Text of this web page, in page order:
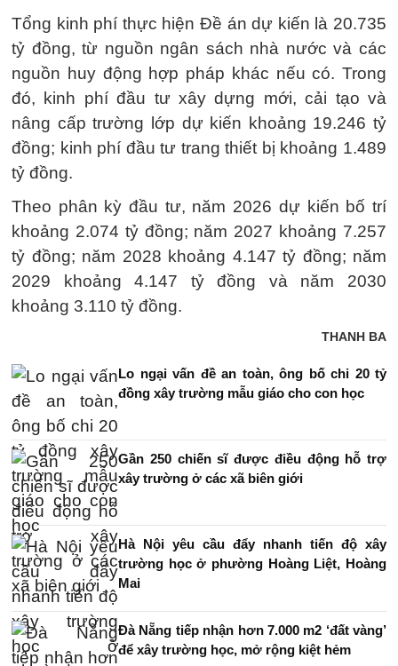
Tổng kinh phí thực hiện Đề án dự kiến là 20.735
tỷ đồng, từ nguồn ngân sách nhà nước và các
nguồn huy động hợp pháp khác nếu có. Trong
đó, kinh phí đầu tư xây dựng mới, cải tạo và
nâng cấp trường lớp dự kiến khoảng 19.246 tỷ
đồng; kinh phí đầu tư trang thiết bị khoảng 1.489
tỷ đồng.
Theo phân kỳ đầu tư, năm 2026 dự kiến bố trí
khoảng 2.074 tỷ đồng; năm 2027 khoảng 7.257
tỷ đồng; năm 2028 khoảng 4.147 tỷ đồng; năm
2029 khoảng 4.147 tỷ đồng và năm 2030
khoảng 3.110 tỷ đồng.
THANH BA
Lo ngại vấn đề an toàn, ông bố chi 20 tỷ
đồng xây trường mẫu giáo cho con học
Gần 250 chiến sĩ được điều động hỗ trợ
xây trường ở các xã biên giới
Hà Nội yêu cầu đẩy nhanh tiến độ xây
trường học ở phường Hoàng Liệt, Hoàng
Mai
Đà Nẵng tiếp nhận hơn 7.000 m2 ‘đất vàng’
để xây trường học, mở rộng kiệt hẻm